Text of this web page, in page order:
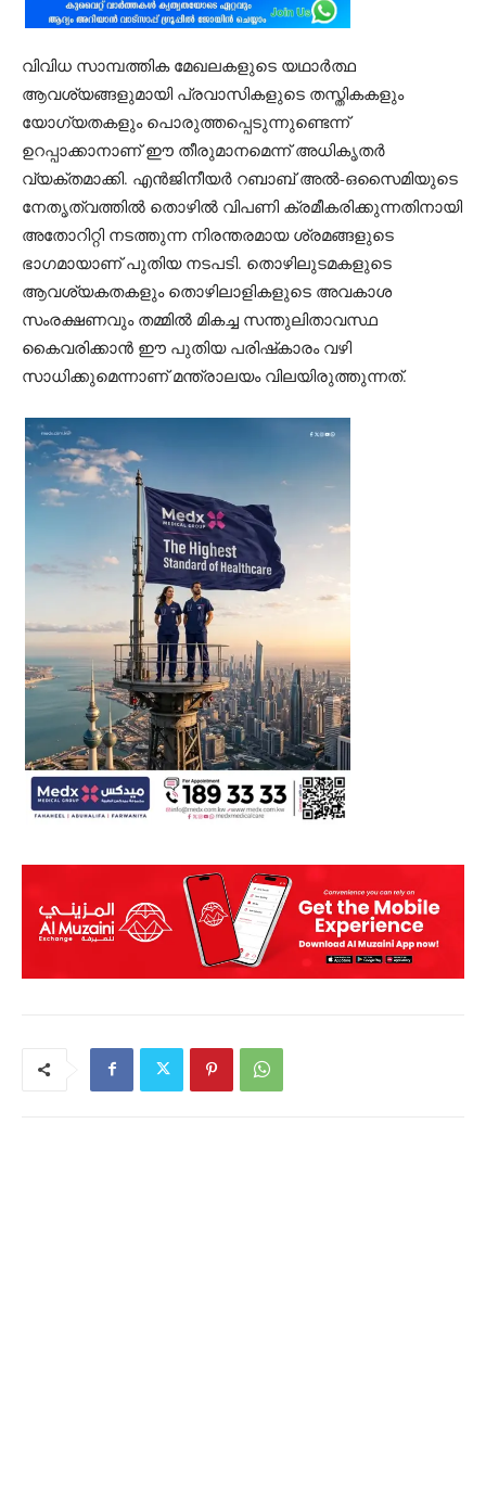
വിവിധ സാമ്പത്തിക മേഖലകളുടെ യഥാർത്ഥ
ആവശ്യങ്ങളുമായി പ്രവാസികളുടെ തസ്തികകളും
യോഗ്യതകളും പൊരുത്തപ്പെടുന്നുണ്ടെന്ന്
ഉറപ്പാക്കാനാണ് ഈ തീരുമാനമെന്ന് അധികൃതർ
വ്യക്തമാക്കി. എൻജിനീയർ റബാബ് അൽ-ഒസൈമിയുടെ
നേതൃത്വത്തിൽ തൊഴിൽ വിപണി ക്രമീകരിക്കുന്നതിനായി
അതോറിറ്റി നടത്തുന്ന നിരന്തരമായ ശ്രമങ്ങളുടെ
ഭാഗമായാണ് പുതിയ നടപടി. തൊഴിലുടമകളുടെ
ആവശ്യകതകളും തൊഴിലാളികളുടെ അവകാശ
സംരക്ഷണവും തമ്മിൽ മികച്ച സന്തുലിതാവസ്ഥ
കൈവരിക്കാൻ ഈ പുതിയ പരിഷ്‌കാരം വഴി
സാധിക്കുമെന്നാണ് മന്ത്രാലയം വിലയിരുത്തുന്നത്.